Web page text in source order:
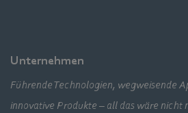
Unternehmen
Führende Technologien, wegweisende
innovative Produkte – all das wäre nicht